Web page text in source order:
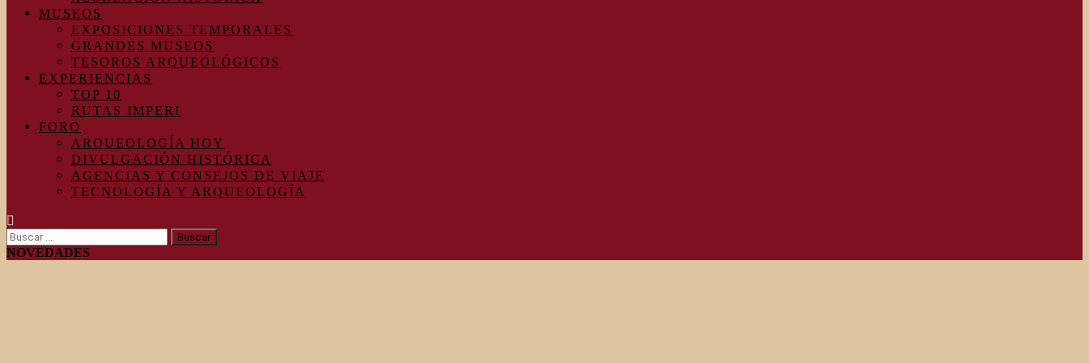
MUSEOS
EXPOSICIONES TEMPORALES
GRANDES MUSEOS
TESOROS ARQUEOLÓGICOS
EXPERIENCIAS
TOP 10
RUTAS IMPERI
FORO
ARQUEOLOGÍA HOY
DIVULGACIÓN HISTÓRICA
AGENCIAS Y CONSEJOS DE VIAJE
TECNOLOGÍA Y ARQUEOLOGÍA
Buscar:
NOVEDADES